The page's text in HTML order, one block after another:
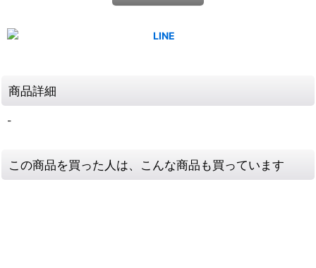
商品詳細
-
この商品を買った人は、こんな商品も買っています